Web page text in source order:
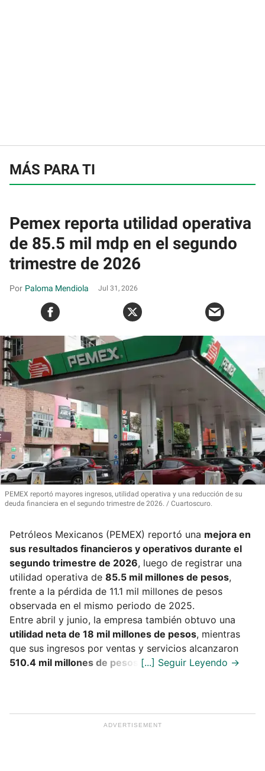
MÁS PARA TI
Pemex reporta utilidad operativa
de 85.5 mil mdp en el segundo
trimestre de 2026
Paloma Mendiola Jul 31, 2026
PEMEX reportó mayores ingresos, utilidad operativa y una reducción de su
deuda financiera en el segundo trimestre de 2026.
Cuartoscuro.
Petróleos Mexicanos (PEMEX) reportó una mejora en
sus resultados financieros y operativos durante el
segundo trimestre de 2026, luego de registrar una
utilidad operativa de 85.5 mil millones de pesos,
frente a la pérdida de 11.1 mil millones de pesos
observada en el mismo periodo de 2025.
Entre abril y junio, la empresa también obtuvo una
utilidad neta de 18 mil millones de pesos, mientras
que sus ingresos por ventas y servicios alcanzaron
510.4 mil millones de pesos